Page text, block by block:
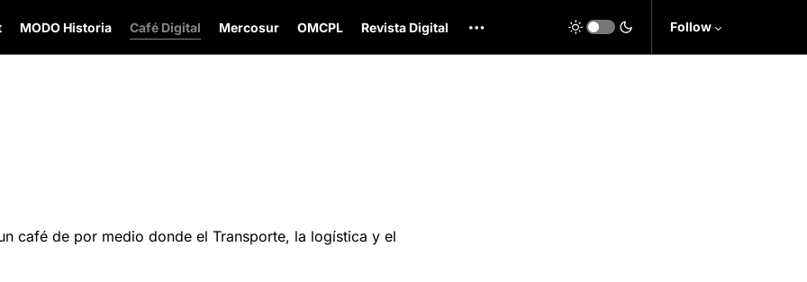
MODO Historia Café Digital Mercosur OMCPL Revista Digital Follow
café de por medio donde el Transporte, la logística y el